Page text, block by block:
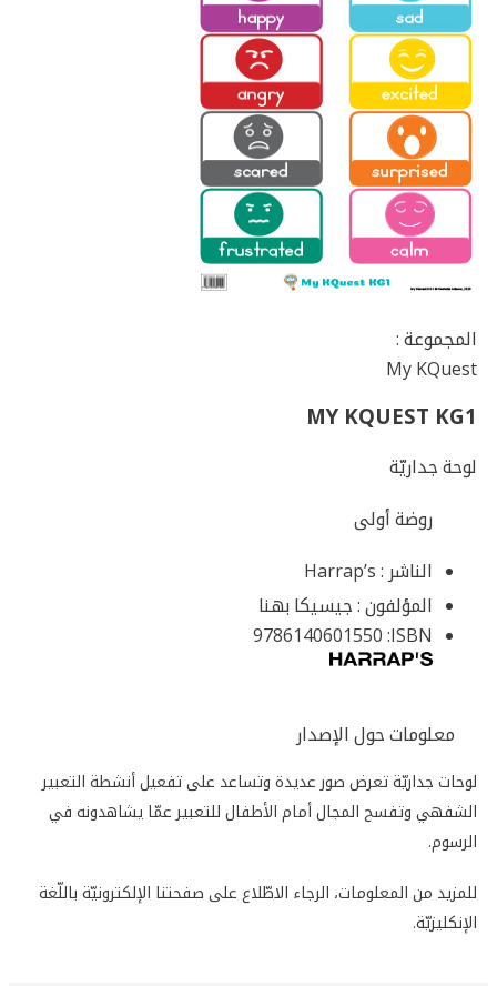
المجموعة :
My KQuest
MY KQUEST KG1
لوحة جداريّة
روضة أولى
الناشر : Harrap’s
المؤلفون : جيسيكا بهنا
ISBN:
9786140601550
معلومات حول الإصدار
لوحات جداريّة تعرض صور عديدة وتساعد على تفعيل أنشطة التعبير
الشفهي وتفسح المجال أمام الأطفال للتعبير عمّا يشاهدونه في
الرسوم.
للمزيد من المعلومات، الرجاء الاطّلاع على صفحتنا الإلكترونيّة باللّغة
الإنكليزيّة.